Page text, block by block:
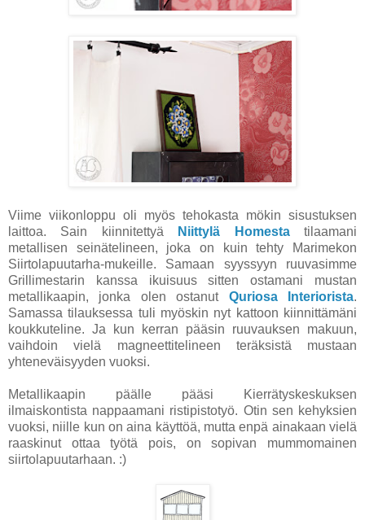
Viime viikonloppu oli myös tehokasta mökin sisustuksen
laittoa. Sain kiinnitettyä
Niittylä Homestatilaamani
metallisen seinätelineen, joka on kuin tehty Marimekon
Siirtolapuutarha-mukeille. Samaan syyssyyn ruuvasimme
Grillimestarin kanssa ikuisuus sitten ostamani mustan
metallikaapin, jonka olen ostanut Quriosa Interiorista.
Samassa tilauksessa tuli myöskin nyt kattoon kiinnittämäni
koukkuteline. Ja kun kerran pääsin ruuvauksen makuun,
vaihdoin vielä magneettitelineen teräksistä mustaan
yhteneväisyyden vuoksi.
Metallikaapin päälle pääsi Kierrätyskeskuksen
ilmaiskontista nappaamani ristipistotyö. Otin sen kehyksien
vuoksi, niille kun on aina käyttöä, mutta enpä ainakaan vielä
raaskinut ottaa työtä pois, on sopivan mummomainen
siirtolapuutarhaan. :)